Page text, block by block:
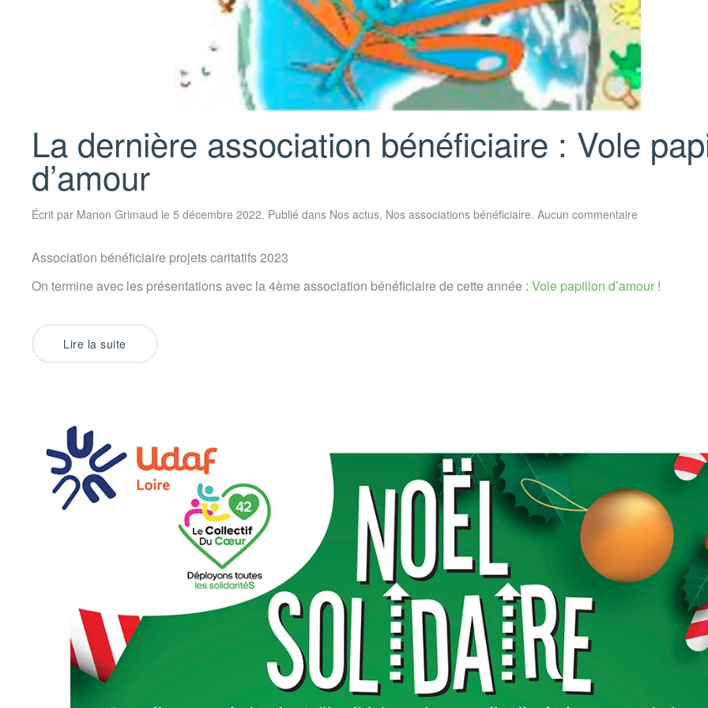
La dernière association bénéficiaire : Vole
d’amour
Écrit par Manon Grimaud le 5 décembre 2022. Publié dans Nos actus, Nos associations bénéficiaire. Aucun commentaire
Vole
papillon
Association bénéficiaire projets caritatifs 2023
On termine avec les présentations avec la 4ème association bénéficiaire de cette année : Vole papillon d’amour !
Lire la suite